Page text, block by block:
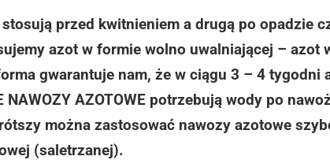
przed kwitnieniem a drugą po opadzie
azot w formie wolno uwalniającej – azot
gwarantuje nam, że w ciągu 3 – 4 tygodni
NAWOZY AZOTOWE potrzebują wody po
można zastosować nawozy azotowe
(saletrzanej).